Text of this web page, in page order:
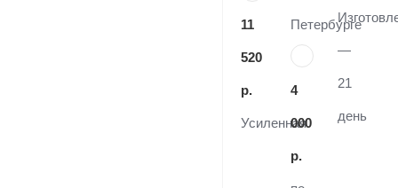
11
520
р.
Усиленная
Петербурге
4
000
р.
—
21
день